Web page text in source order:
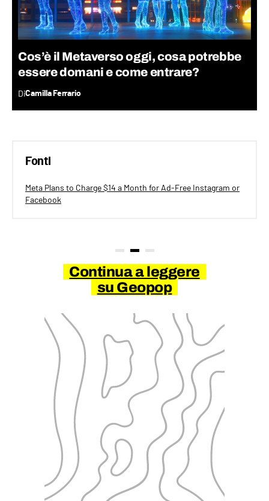
Cos’è il Metaverso oggi, cosa potrebbe
essere domani e come entrare?
DiCamilla Ferrario
Fonti
Meta Plans to Charge $14 a Month for Ad-Free Instagram or
Facebook
Continua a leggere
su Geopop